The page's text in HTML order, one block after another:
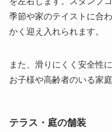
季節や家のテイストに合
かく迎え入れられます。
また、滑りにくく安全性
お子様や高齢者のいる家
テラス・庭の舗装